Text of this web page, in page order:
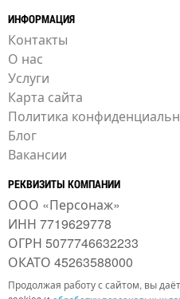
ИНФОРМАЦИЯ
Контакты
О нас
Услуги
Карта сайта
Политика
Блог
Вакансии
РЕКВИЗИТЫ КОМПАНИИ
ООО «Персонаж»
ИНН 7719629778
ОГРН 5077746632233
ОКАТО 45263588000
Продолжая работу с сайтом, вы